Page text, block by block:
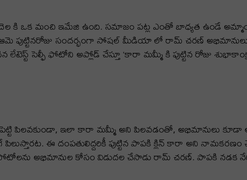
కి ఒక మంచి ఇమేజి ఉంది. సమాజం పట్ల ఎంతో బాధ్యత ఉండే
ఆమె పుట్టినరోజు సందర్భంగా సోషల్ మీడియా లో రామ్ చరణ్ అభిమానులు
సెల్ఫీ ఫోటోని అప్లోడ్ చేస్తూ ‘కారా మమ్మీ కి పుట్టిన రోజు
పిలవకుండా, ఇలా కారా మమ్మీ అని పిలవడంతో, అభిమానులు
ఈ దంపతులిద్దరికీ పుట్టిన పాపకి క్లిన్ కారా అని
అభిమానుల కోసం విడుదల చేసాడు రామ్ చరణ్. పాపకి నడక